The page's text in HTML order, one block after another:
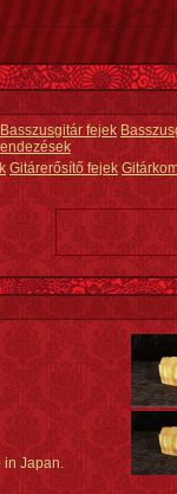
Basszusgitár fejek
Gitárerősítő fejek
in Japan.